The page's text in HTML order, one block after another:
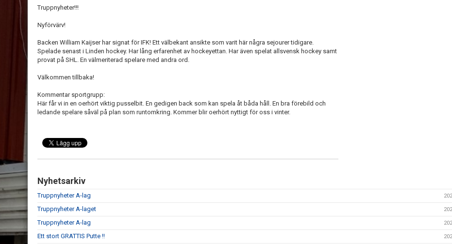
Truppnyheter!!!
Nyförvärv!
Backen William Kaijser har signat för IFK! Ett välbekant ansikte som varit här några sejourer tidigare.
Spelade senast i Linden hockey. Har lång erfarenhet av hockeyettan. Har även spelat allsvensk hockey samt
provat på SHL. En välmeriterad spelare med andra ord.
Välkommen tillbaka!
Kommentar sportgrupp:
Här får vi in en oerhört viktig pusselbit. En gedigen back som kan spela åt båda håll. En bra förebild och
ledande spelare såväl på plan som runtomkring. Kommer blir oerhört nyttigt för oss i vinter.
Nyhetsarkiv
Truppnyheter A-lag
Truppnyheter A-laget
Truppnyheter A-lag
Ett stort GRATTIS Putte !!